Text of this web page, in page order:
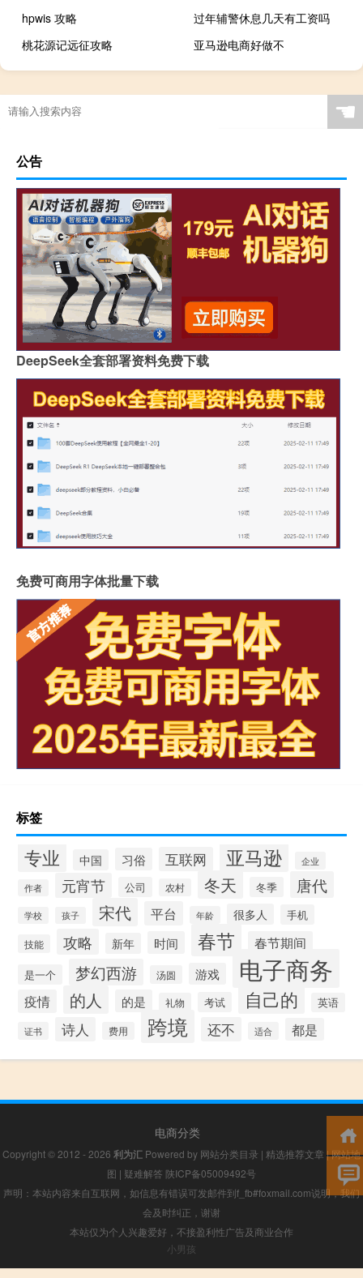
hpwis 攻略
过年辅警休息几天有工资吗
桃花源记远征攻略
亚马逊电商好做不
☚
公告
DeepSeek全套部署资料免费下载
免费可商用字体批量下载
标签
专业 中国 习俗 互联网 亚马逊 企业
作者 元宵节 公司 农村 冬天 冬季 唐代
学校 孩子 宋代 平台 年龄 很多人 手机
技能 攻略 新年 时间 春节 春节期间
是一个 梦幻西游 汤圆 游戏 电子商务
疫情 的人 的是 礼物 考试 自己的 英语
证书 诗人 费用 跨境 还不 适合 都是
电商分类
Copyright © 2012 - 2026 利为汇 Powered by 网站分类目录 | 精选推荐文章 |网站地
图 | 疑难解答 陕ICP备05009492号
声明：本站内容来自互联网，如信息有错误可发邮件到f_fb#foxmail.com说明，我们
会及时纠正，谢谢
本站仅为个人兴趣爱好，不接盈利性广告及商业合作
小男孩